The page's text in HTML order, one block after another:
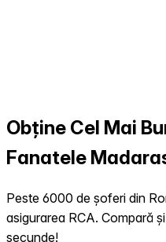
Obține Cel Mai
Fanatele
Peste 6000 de șoferi din
asigurarea RCA. Compară
secunde!